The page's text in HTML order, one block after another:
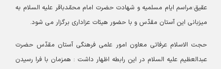
عقیق:مراسم ایام مسلمیه و شهادت حضرت امام محمّدباقر علیه السلام به
میزبانی این آستان مقدّس و با حضور هیئات عزاداری برگزار می شود.
حجت الاسلام عرفاتی معاون امور علمی فرهنگی آستان مقدّس حضرت
عبدالعظیم علیه السلام در این رابطه اظهار داشت : همزمان با فرا رسیدن